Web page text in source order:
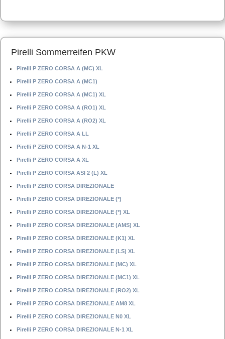
Pirelli Sommerreifen PKW
Pirelli P ZERO CORSA A (MC) XL
Pirelli P ZERO CORSA A (MC1)
Pirelli P ZERO CORSA A (MC1) XL
Pirelli P ZERO CORSA A (RO1) XL
Pirelli P ZERO CORSA A (RO2) XL
Pirelli P ZERO CORSA A LL
Pirelli P ZERO CORSA A N-1 XL
Pirelli P ZERO CORSA A XL
Pirelli P ZERO CORSA ASI 2 (L) XL
Pirelli P ZERO CORSA DIREZIONALE
Pirelli P ZERO CORSA DIREZIONALE (*)
Pirelli P ZERO CORSA DIREZIONALE (*) XL
Pirelli P ZERO CORSA DIREZIONALE (AMS) XL
Pirelli P ZERO CORSA DIREZIONALE (K1) XL
Pirelli P ZERO CORSA DIREZIONALE (LS) XL
Pirelli P ZERO CORSA DIREZIONALE (MC) XL
Pirelli P ZERO CORSA DIREZIONALE (MC1) XL
Pirelli P ZERO CORSA DIREZIONALE (RO2) XL
Pirelli P ZERO CORSA DIREZIONALE AM8 XL
Pirelli P ZERO CORSA DIREZIONALE N0 XL
Pirelli P ZERO CORSA DIREZIONALE N-1 XL